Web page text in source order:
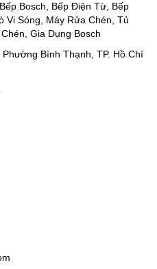
Bosch, Bếp Điện Từ, Bếp
Vi Sóng, Máy Rửa Chén, Tủ
Gia Dụng Bosch
Bình Thạnh, TP. Hồ Chí